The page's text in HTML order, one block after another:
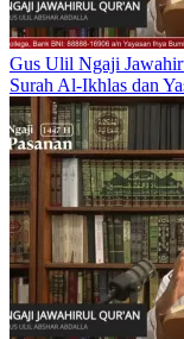
Gus Ulil Ngaji
Surah Al-Ikhlas dan